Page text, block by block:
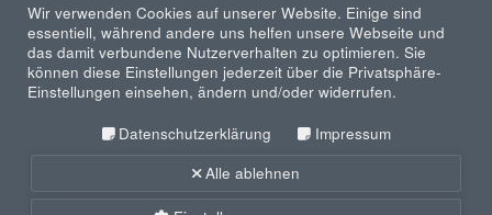
Wir verwenden Cookies auf unserer Website. Einige sind
essentiell, während andere uns helfen unsere Webseite und
das damit verbundene Nutzerverhalten zu optimieren. Sie
können diese Einstellungen jederzeit über die Privatsphäre-
Einstellungen einsehen, ändern und/oder widerrufen.
Datenschutzerklärung
Impressum
Alle ablehnen